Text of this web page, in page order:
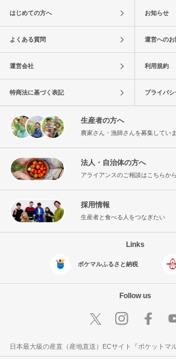
はじめての方へ お知らせ
よくある質問 運営への
運営会社 利用規約
特商法に基づく表記 プライバ
生産者の方へ
農家さん・漁師さんを募集してい
法人・自治体の方へ
アライアンスのご相談はこちらから
採用情報
生産者と食べる人をつなぎたい
Links
ポケマルふるさと納税
Follow us
日本最大級の産直（産地直送）ECサイト『ポケットマ